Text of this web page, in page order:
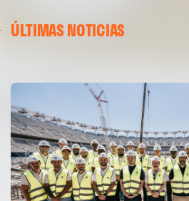
ÚLTIMAS NOTICIAS
MESTALLA 📍